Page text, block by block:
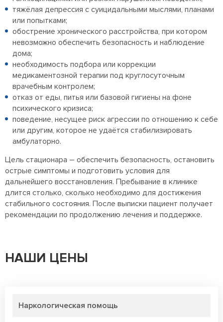
тяжёлая депрессия с суицидальными мыслями, планами
или попытками;
обострение хронического расстройства, при котором
невозможно обеспечить безопасность и наблюдение
дома;
необходимость подбора или коррекции
медикаментозной терапии под круглосуточным
врачебным контролем;
отказ от еды, питья или базовой гигиены на фоне
психического кризиса;
поведение, несущее риск агрессии по отношению к себе
или другим, которое не удаётся стабилизировать
амбулаторно.
Цель стационара – обеспечить безопасность, остановить
острые симптомы и подготовить условия для
дальнейшего восстановления. Пребывание в клинике
длится столько, сколько необходимо для достижения
стабильного состояния. После выписки пациент получает
рекомендации по продолжению лечения и поддержке.
НАШИ ЦЕНЫ
Наркологическая помощь